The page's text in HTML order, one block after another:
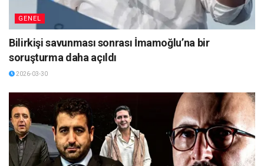
GENEL
Bilirkişi savunması sonrası İmamoğlu’na bir
soruşturma daha açıldı
2026-03-30